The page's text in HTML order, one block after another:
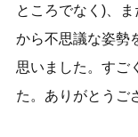
ところでなく)、
から不思議な姿勢
思いました。すご
た。ありがとう